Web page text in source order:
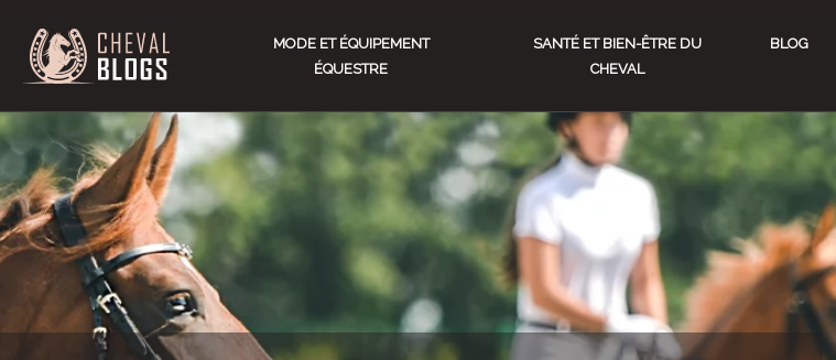
MODE ET ÉQUIPEMENT
ÉQUESTRE
SANTÉ ET BIEN-ÊTRE DU
CHEVAL
BLOG